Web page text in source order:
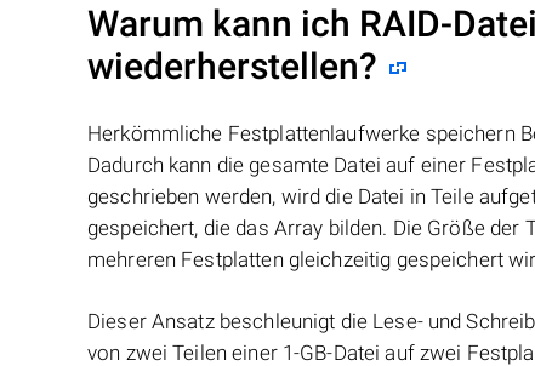
Warum kann ich RAID-
wiederherstellen?
Herkömmliche Festplattenlaufwerke speichern
Dadurch kann die gesamte Datei auf einer
geschrieben werden, wird die Datei in Teile
gespeichert, die das Array bilden. Die Größe der
mehreren Festplatten gleichzeitig gespeichert
Dieser Ansatz beschleunigt die Lese- und
von zwei Teilen einer 1-GB-Datei auf zwei